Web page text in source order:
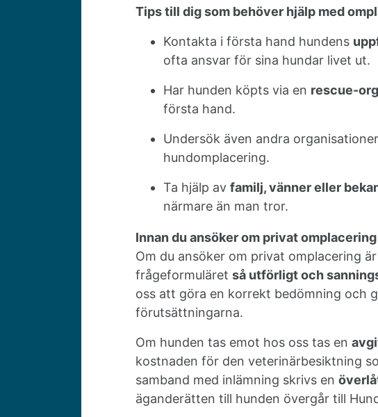
Tips till dig som behöver hjälp med
Kontakta i första hand hundens
ofta ansvar för sina hundar livet ut.
Har hunden köpts via en rescue-
första hand.
Undersök även andra
hundomplacering.
Ta hjälp av familj, vänner eller
närmare än man tror.
Innan du ansöker om privat
Om du ansöker om privat omplacering
frågeformuläret så utförligt och
oss att göra en korrekt bedömning och
förutsättningarna.
Om hunden tas emot hos oss tas en
kostnaden för den veterinärbesiktning
samband med inlämning skrivs en
äganderätten till hunden övergår till